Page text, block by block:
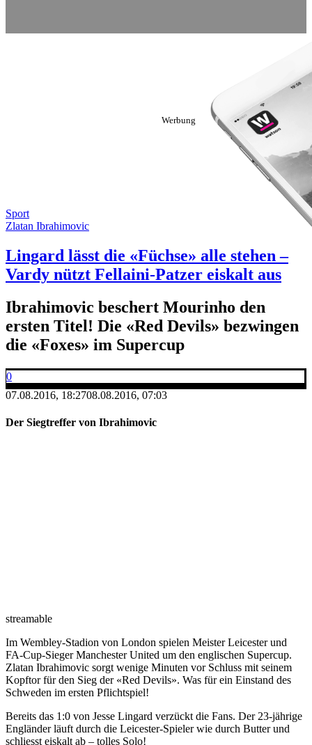
Sport
Zlatan Ibrahimovic
Lingard lässt die «Füchse» alle stehen –
Vardy nützt Fellaini-Patzer eiskalt aus
Ibrahimovic beschert Mourinho den
ersten Titel! Die «Red Devils» bezwingen
die «Foxes» im Supercup
0
07.08.2016, 18:2708.08.2016, 07:03
Der Siegtreffer von Ibrahimovic
streamable
Im Wembley-Stadion von London spielen Meister Leicester und
FA-Cup-Sieger Manchester United um den englischen Supercup.
Zlatan Ibrahimovic sorgt wenige Minuten vor Schluss mit seinem
Kopftor für den Sieg der «Red Devils». Was für ein Einstand des
Schweden im ersten Pflichtspiel!
Bereits das 1:0 von Jesse Lingard verzückt die Fans. Der 23-jährige
Engländer läuft durch die Leicester-Spieler wie durch Butter und
schliesst eiskalt ab – tolles Solo!